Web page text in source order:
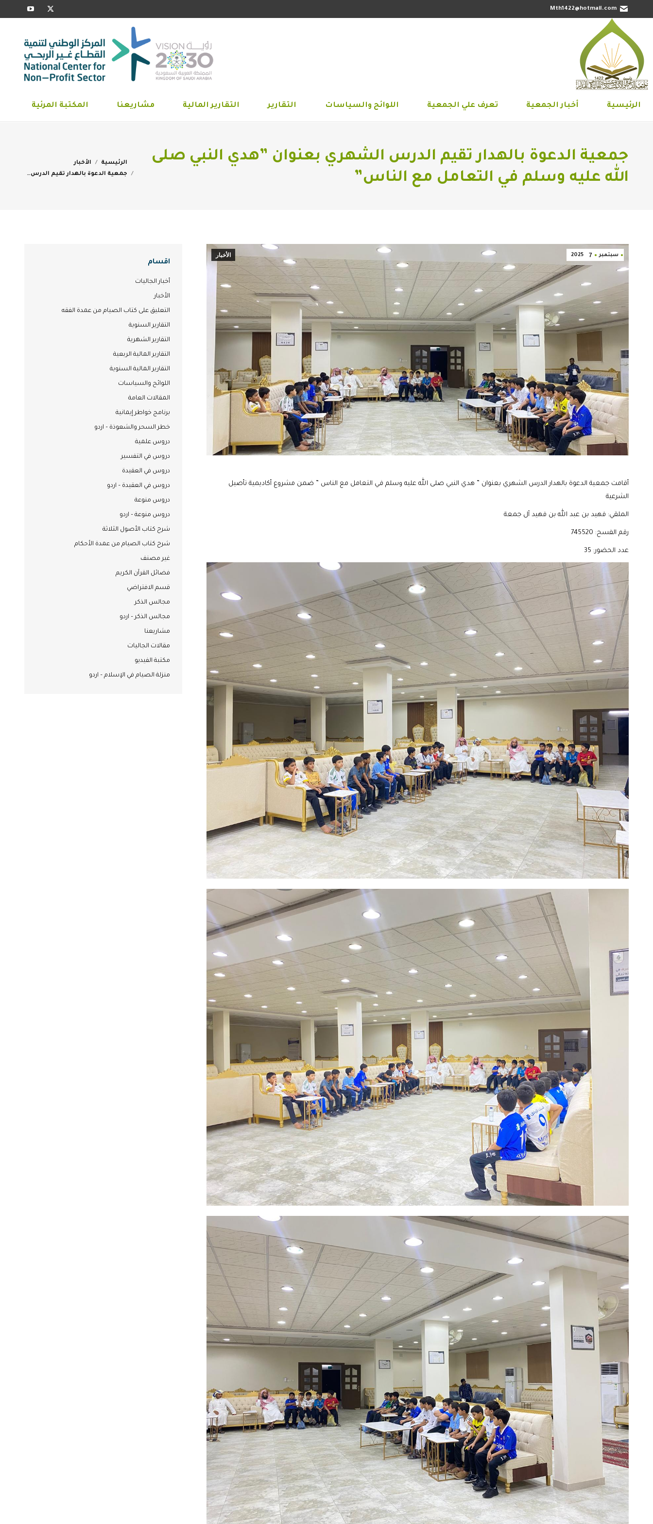
Mth1422@hotmail.com
X
opens
in
new
window
opens
in
new
window
الرئيسية أخبار الجمعية تعرف علي الجمعية اللوائح والسياسات التقارير التقارير المالية مشاريعنا المكتبة المرئية
جمعية الدعوة بالهدار تقيم الدرس الشهري بعنوان ”هدي النبي صلى
الله عليه وسلم في التعامل مع الناس”
You are here:
الرئيسية
الأخبار
جمعية الدعوة بالهدار تقيم الدرس…
سبتمبر 7
2025 الأخبار
أقامت جمعية الدعوة بالهدار الدرس الشهري بعنوان ” هدي النبي صلى الله عليه وسلم في التعامل مع الناس ” ضمن مشروع أكاديمية تأصيل
الشرعية
الملقي: فهيد بن عبد الله بن فهيد آل جمعة
رقم الفسح: 745520
عدد الحضور: 35
اقسام
أخبار الجاليات
الأخبار
التعليق على كتاب الصيام من عمدة الفقه
التقارير السنوية
التقارير الشهرية
التقارير المالية الربعية
التقارير المالية السنوية
اللوائح والسياسات
المقالات العامة
برنامج خواطر إيمانية
خطر السحر والشعوذة – اردو
دروس علمية
دروس في التفسير
دروس في العقيدة
دروس في العقيدة – اردو
دروس منوعة
دروس منوعة – اردو
شرح كتاب الأصول الثلاثة
شرح كتاب الصيام من عمدة الأحكام
غير مصنف
فضائل القرآن الكريم
قسم الافتراضي
مجالس الذكر
مجالس الذكر – اردو
مشاريعنا
مقالات الجاليات
مكتبة الفيديو
منزلة الصيام في الإسلام – اردو
الرئيسية أخبار الجمعية تعرف علي الجمعية اللوائح والسياسات التقارير التقارير المالية مشاريعنا المكتبة المرئية